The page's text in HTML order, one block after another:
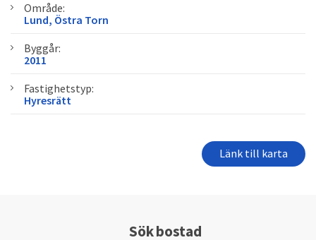
Område:
Lund, Östra Torn
Byggår:
2011
Fastighetstyp:
Hyresrätt
Länk till karta
Sök bostad